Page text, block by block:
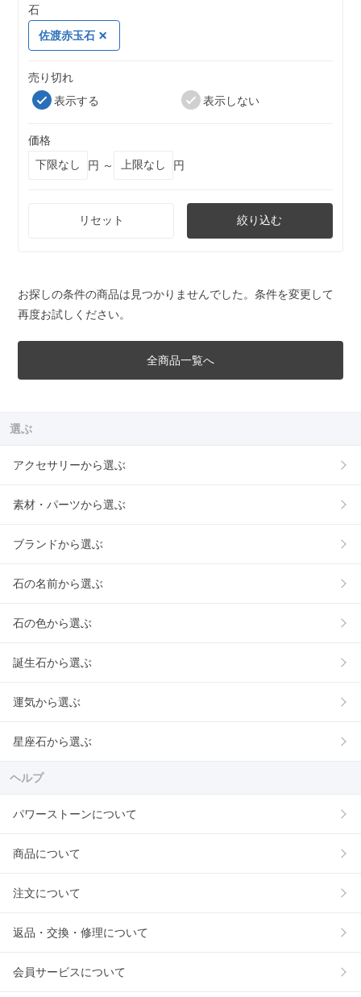
石
佐渡赤玉石
売り切れ
表示する
表示しない
価格
円 ～
円
リセット 絞り込む
お探しの条件の商品は見つかりませんでした。条件を変更して
再度お試しください。
全商品一覧へ
選ぶ
アクセサリーから選ぶ
素材・パーツから選ぶ
ブランドから選ぶ
石の名前から選ぶ
石の色から選ぶ
誕生石から選ぶ
運気から選ぶ
星座石から選ぶ
ヘルプ
パワーストーンについて
商品について
注文について
返品・交換・修理について
会員サービスについて